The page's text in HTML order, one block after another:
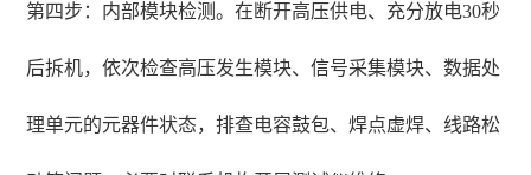
第四步：内部模块检测。在断开高压供电、充分放电30秒
后拆机，依次检查高压发生模块、信号采集模块、数据处
理单元的元器件状态，排查电容鼓包、焊点虚焊、线路松